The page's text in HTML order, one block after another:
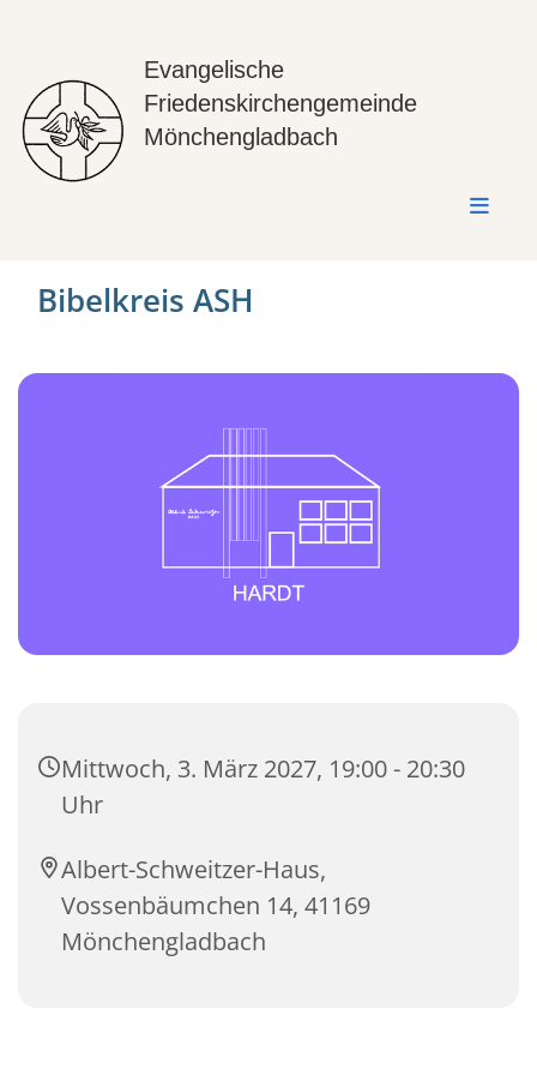
Evangelische
Friedenskirchengemeinde
Mönchengladbach
Bibelkreis ASH
Mittwoch, 3. März 2027, 19:00 - 20:30
Uhr
Albert-Schweitzer-Haus,
Vossenbäumchen 14, 41169
Mönchengladbach